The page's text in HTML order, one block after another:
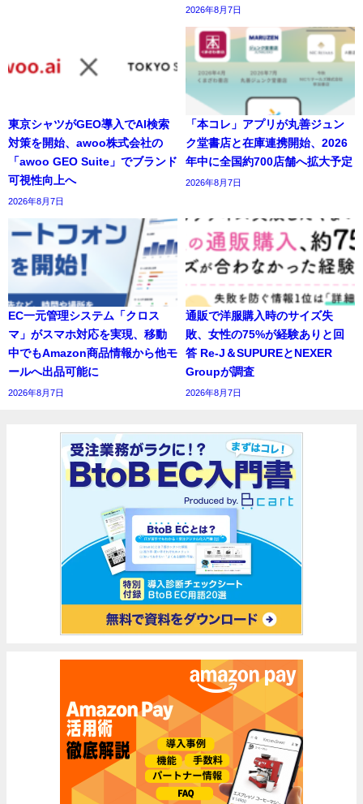
2026年8月7日
東京シャツがGEO導入でAI検索
対策を開始、awoo株式会社の
「awoo GEO Suite」でブランド
可視性向上へ
2026年8月7日
「本コレ」アプリが丸善ジュン
ク堂書店と在庫連携開始、2026
年中に全国約700店舗へ拡大予定
2026年8月7日
EC一元管理システム「クロス
マ」がスマホ対応を実現、移動
中でもAmazon商品情報から他モ
ールへ出品可能に
2026年8月7日
通販で洋服購入時のサイズ失
敗、女性の75%が経験ありと回
答 Re-J＆SUPUREとNEXER
Groupが調査
2026年8月7日